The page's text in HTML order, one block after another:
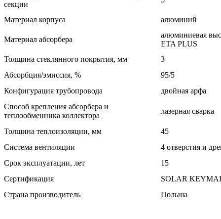
секции
Материал корпуса алюминий
Материал абсорбера
алюминиевая
ETA PLUS
Толщина стеклянного покрытия, мм
3
Абсорбция/эмиссия, %
95/5
Конфигурация трубопровода
двойная арфа
Способ крепления абсорбера и
теплообменника коллектора
лазерная сварка
Толщина теплоизоляции, мм
45
Система вентиляции
4 отверстия и
Срок эксплуатации, лет
15
Сертификация
SOLAR
Страна производитель
Польша